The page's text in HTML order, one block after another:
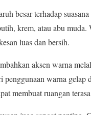
besar terhadap
krem, atau abu muda.
luas dan bersih.
aksen warna
warna gelap
membuat ruangan